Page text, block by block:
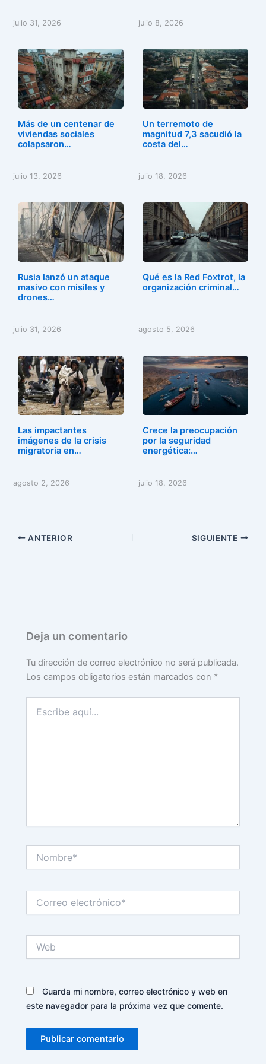
julio 31, 2026 julio 8, 2026
Más de un centenar de
viviendas sociales
colapsaron…
julio 13, 2026
Un terremoto de
magnitud 7,3 sacudió la
costa del…
julio 18, 2026
Rusia lanzó un ataque
masivo con misiles y
drones…
julio 31, 2026
Qué es la Red Foxtrot, la
organización criminal…
agosto 5, 2026
Las impactantes
imágenes de la crisis
migratoria en…
agosto 2, 2026
Crece la preocupación
por la seguridad
energética:…
julio 18, 2026
ANTERIOR SIGUIENTE
Deja un comentario
Tu dirección de correo electrónico no será publicada.
Los campos obligatorios están marcados con *
aquí...
electrónico*
Guarda mi nombre, correo electrónico y web en
este navegador para la próxima vez que comente.